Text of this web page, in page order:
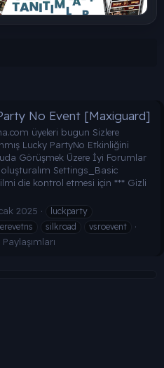
No Event [Maxiguard]
üyeleri bugun Sizlere
Lucky PartyNo Etkinliğini
Görüşmek Üzere İyi Forumlar
Settings_Basic
die kontrol etmesi için *** Gizli
2025
luckparty
silkroad vsroevent